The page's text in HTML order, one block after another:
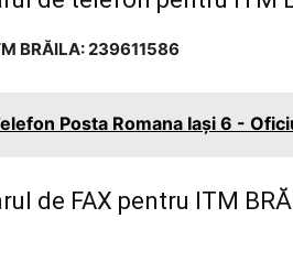
BRĂILA: 239611586
Posta Romana Iaşi 6 -
de FAX pentru ITM